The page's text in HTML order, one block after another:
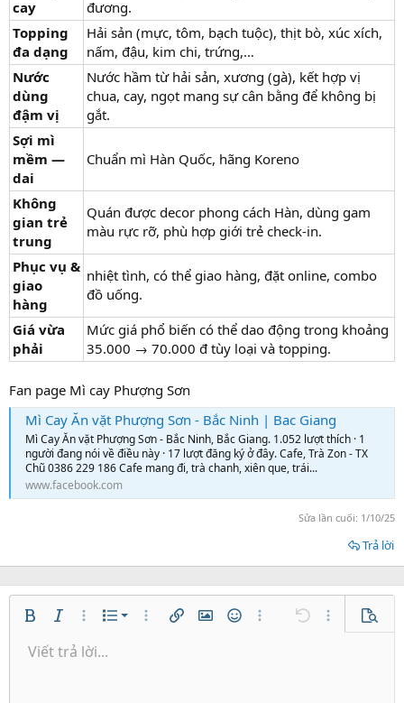
cay
đương.
Topping
đa dạng
Hải sản (mực, tôm, bạch tuộc), thịt bò, xúc xích,
nấm, đậu, kim chi, trứng,…
Nước
dùng
đậm vị
Nước hầm từ hải sản, xương (gà), kết hợp vị
chua, cay, ngọt mang sự cân bằng để không bị
gắt.
Sợi mì
mềm —
dai
Chuẩn mì Hàn Quốc, hãng Koreno
Không
gian trẻ
trung
Quán được decor phong cách Hàn, dùng gam
màu rực rỡ, phù hợp giới trẻ check-in.
Phục vụ &
giao
hàng
nhiệt tình, có thể giao hàng, đặt online, combo
đồ uống.
Giá vừa
phải
Mức giá phổ biến có thể dao động trong khoảng
35.000 → 70.000 đ tùy loại và topping.
Fan page Mì cay Phượng Sơn
Mì Cay Ăn vặt Phượng Sơn - Bắc Ninh | Bac Giang
Mì Cay Ăn vặt Phượng Sơn - Bắc Ninh, Bắc Giang. 1.052 lượt thích · 1
người đang nói về điều này · 17 lượt đăng ký ở đây. Cafe, Trà Zon - TX
Chũ 0386 229 186 Cafe mang đi, trà chanh, xiên que, trái...
www.facebook.com
Sửa lần cuối: 1/10/25
Trả lời
Bold In nghiêng
Thêm tùy chọn…
Danh sáchDanh sách có thứ tự
Thêm tùy chọn…
Chèn liên kết
Chèn hình ảnh
Mặt cườiThêm tùy chọn…
Undo Thêm tùy
Xem
Kích thước
9
Màu chữPhông chữ
Căn lề
Căn trái
Paragraph format
Normal
Trích dẫn
MediaInsert tableInsert horizontal line
RedoToggle BB code
Xóa định dạng
Bản thảo
Viết trả lời...